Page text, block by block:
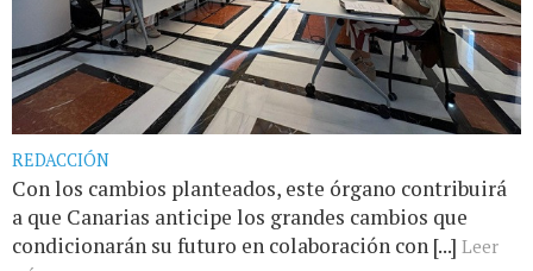
REDACCIÓN
Con los cambios planteados, este órgano contribuirá
a que Canarias anticipe los grandes cambios que
condicionarán su futuro en colaboración con [...] Leer